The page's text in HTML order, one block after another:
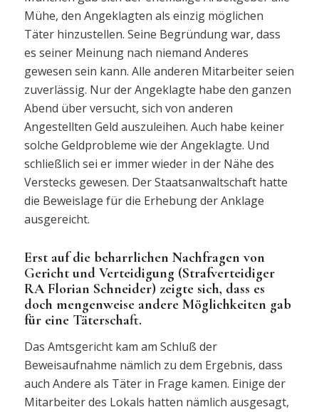
Mühe, den Angeklagten als einzig möglichen
Täter hinzustellen. Seine Begründung war, dass
es seiner Meinung nach niemand Anderes
gewesen sein kann. Alle anderen Mitarbeiter seien
zuverlässig. Nur der Angeklagte habe den ganzen
Abend über versucht, sich von anderen
Angestellten Geld auszuleihen. Auch habe keiner
solche Geldprobleme wie der Angeklagte. Und
schließlich sei er immer wieder in der Nähe des
Verstecks gewesen. Der Staatsanwaltschaft hatte
die Beweislage für die Erhebung der Anklage
ausgereicht.
Erst auf die beharrlichen Nachfragen von
Gericht und Verteidigung (Strafverteidiger
RA Florian Schneider) zeigte sich, dass es
doch mengenweise andere Möglichkeiten gab
für eine Täterschaft.
Das Amtsgericht kam am Schluß der
Beweisaufnahme nämlich zu dem Ergebnis, dass
auch Andere als Täter in Frage kamen. Einige der
Mitarbeiter des Lokals hatten nämlich ausgesagt,